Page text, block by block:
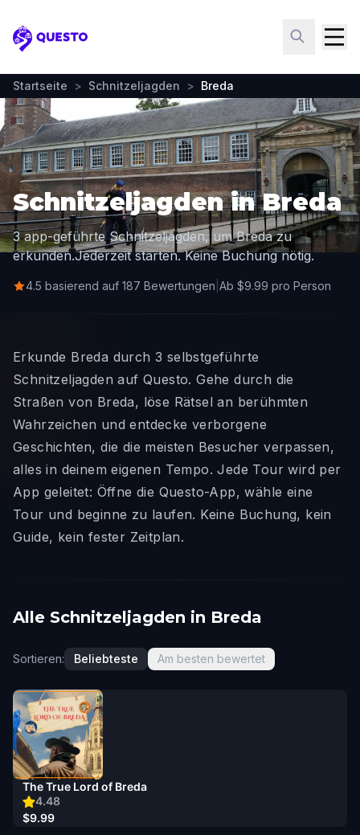
Questo
Startseite > Schnitzeljagden > Breda
Schnitzeljagden in Breda
3 app-geführte Schnitzeljagden, um Breda zu
erkunden.Jederzeit starten. Keine Buchung nötig.
4.5 basierend auf 187 Bewertungen Ab $9.99 pro Person
Erkunde Breda durch 3 selbstgeführte
Schnitzeljagden auf Questo. Gehe durch die
Straßen von Breda, löse Rätsel an berühmten
Wahrzeichen und entdecke verborgene
Geschichten, die die meisten Besucher verpassen,
alles in deinem eigenen Tempo. Jede Tour wird per
App geleitet: Öffne die Questo-App, wähle eine
Tour und beginne zu laufen. Keine Buchung, kein
Guide, kein fester Zeitplan.
Alle Schnitzeljagden in Breda
Sortieren: Beliebteste Am besten bewertet
4.48
The True Lord of Breda
$9.99